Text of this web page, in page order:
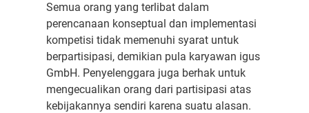
Semua orang yang terlibat dalam
perencanaan konseptual dan implementasi
kompetisi tidak memenuhi syarat untuk
berpartisipasi, demikian pula karyawan igus
GmbH. Penyelenggara juga berhak untuk
mengecualikan orang dari partisipasi atas
kebijakannya sendiri karena suatu alasan.